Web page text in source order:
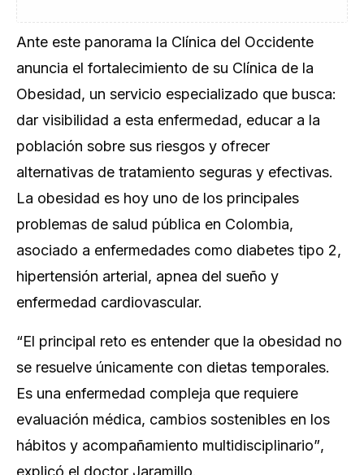
Ante este panorama la Clínica del Occidente
anuncia el fortalecimiento de su Clínica de la
Obesidad, un servicio especializado que busca:
dar visibilidad a esta enfermedad, educar a la
población sobre sus riesgos y ofrecer
alternativas de tratamiento seguras y efectivas.
La obesidad es hoy uno de los principales
problemas de salud pública en Colombia,
asociado a enfermedades como diabetes tipo 2,
hipertensión arterial, apnea del sueño y
enfermedad cardiovascular.
“El principal reto es entender que la obesidad no
se resuelve únicamente con dietas temporales.
Es una enfermedad compleja que requiere
evaluación médica, cambios sostenibles en los
hábitos y acompañamiento multidisciplinario”,
explicó el doctor Jaramillo.